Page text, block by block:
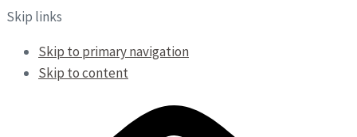
Skip links
Skip to primary navigation
Skip to content